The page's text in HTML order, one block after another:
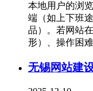
本地用户的浏
端（如上下班
品）。若网站
形）、操作困
无锡网站建